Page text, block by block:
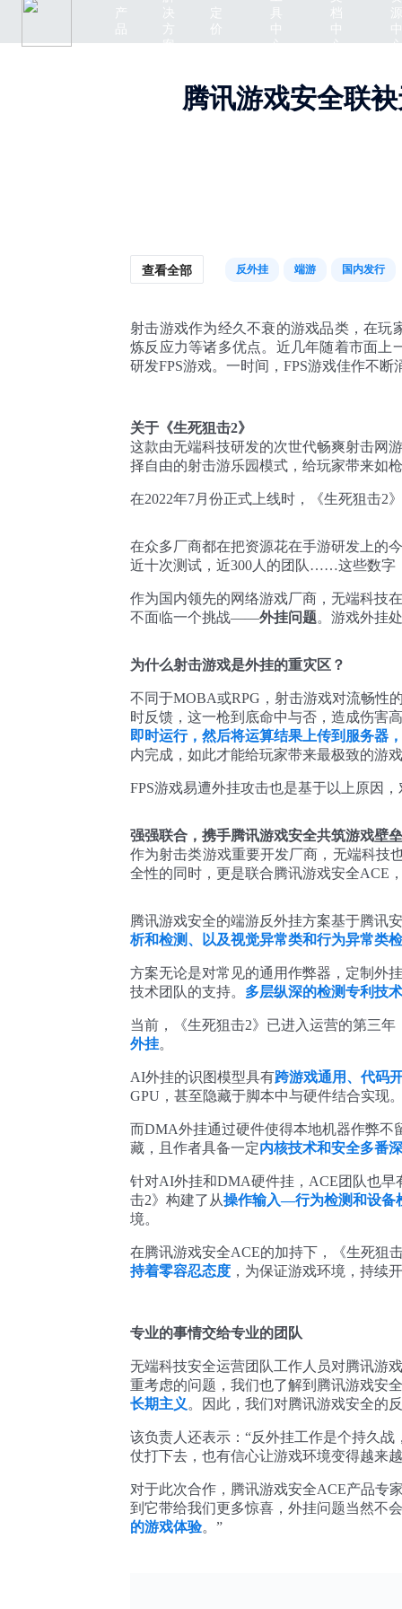
产
品
决
方
案
定
价
中
心
档
中
心
中
心
腾讯游戏安全联
查看全部 反外挂 端游 国内发行
射击游戏作为经久不衰的游戏品类，在玩
炼反应力等诸多优点。近几年随着市面上
研发FPS游戏。一时间，FPS游戏佳作不
关于《生死狙击2》
这款由无端科技研发的次世代畅爽射击网
择自由的射击游乐园模式，给玩家带来如
在2022年7月份正式上线时，《生死狙击2
在众多厂商都在把资源花在手游研发上的
近十次测试，近300人的团队……这些数字
作为国内领先的网络游戏厂商，无端科技
不面临一个挑战——外挂问题。游戏外挂
为什么射击游戏是外挂的重灾区？
不同于MOBA或RPG，射击游戏对流畅性
时反馈，这一枪到底命中与否，造成伤害
即时运行，然后将运算结果上传到服务器
内完成，如此才能给玩家带来最极致的游
FPS游戏易遭外挂攻击也是基于以上原因
强强联合，携手腾讯游戏安全共筑游戏壁垒
作为射击类游戏重要开发厂商，无端科技
全性的同时，更是联合腾讯游戏安全ACE
腾讯游戏安全的端游反外挂方案基于腾讯
析和检测、以及视觉异常类和行为异常类
方案无论是对常见的通用作弊器，定制外
技术团队的支持。 多层纵深的检测专利技术
当前，《生死狙击2》已进入运营的第三
外挂。
AI外挂的识图模型具有跨游戏通用、代码
GPU，甚至隐藏于脚本中与硬件结合实现
而DMA外挂通过硬件使得本地机器作弊不
藏，且作者具备一定内核技术和安全多番
针对AI外挂和DMA硬件挂，ACE团队也早
击2》构建了从操作输入—行为检测和设
境。
在腾讯游戏安全ACE的加持下，《生死狙
持着零容忍态度 ，为保证游戏环境，持续
专业的事情交给专业的团队
无端科技安全运营团队工作人员对腾讯游
重考虑的问题，我们也了解到腾讯游戏安
长期主义 。因此，我们对腾讯游戏安全的
该负责人还表示：“反外挂工作是个持久
仗打下去，也有信心让游戏环境变得越来
对于此次合作，腾讯游戏安全ACE产品专
到它带给我们更多惊喜，外挂问题当然不
的游戏体验。”